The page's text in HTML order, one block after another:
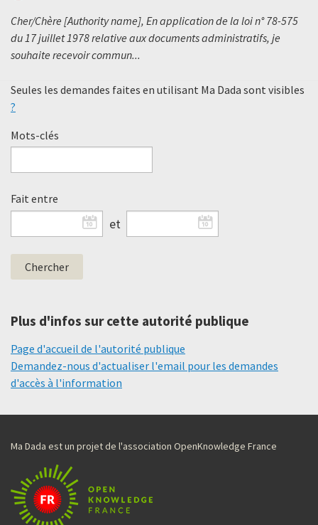
Cher/Chère [Authority name], En application de la loi n° 78-575
du 17 juillet 1978 relative aux documents administratifs, je
souhaite recevoir commun...
Seules les demandes faites en utilisant Ma Dada sont visibles
?
Mots-clés
Fait entre
et
Plus d'infos sur cette autorité publique
Page d'accueil de l'autorité publique
Demandez-nous d'actualiser l'email pour les demandes
d'accès à l'information
Ma Dada est un projet de l'association OpenKnowledge France